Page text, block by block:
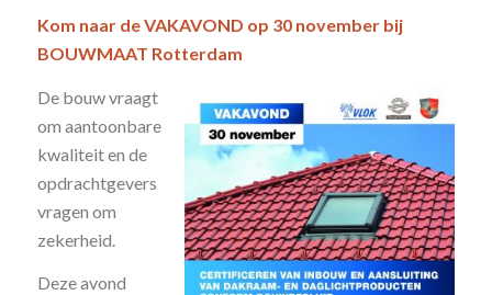
Kom naar de VAKAVOND op 30 november bij
BOUWMAAT Rotterdam
De bouw vraagt
om aantoonbare
kwaliteit en de
opdrachtgevers
vragen om
zekerheid.
Deze avond